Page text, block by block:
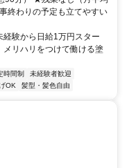
終わりの予定も立てやすい
経験から日給1万円スター
メリハリをつけて働ける塗
時間制
未経験者歓迎
OK 髪型・髪色自由